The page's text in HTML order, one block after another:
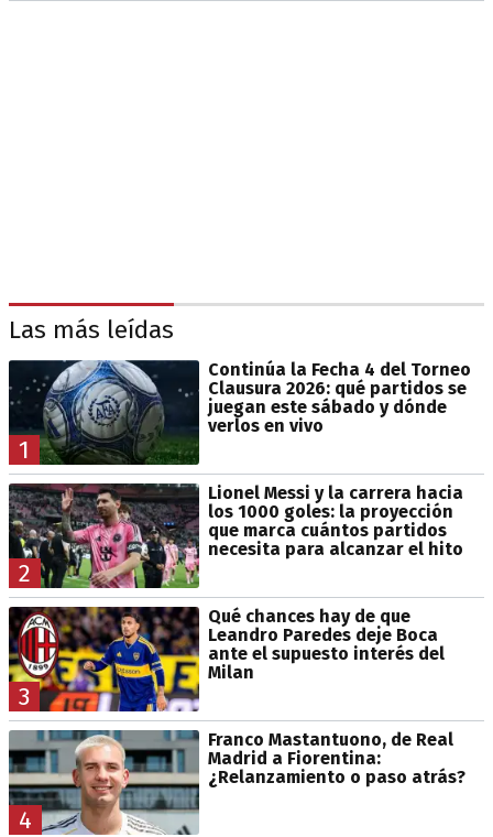
Las más leídas
1
Continúa la Fecha 4 del Torneo
Clausura 2026: qué partidos se
juegan este sábado y dónde
verlos en vivo
2
Lionel Messi y la carrera hacia
los 1000 goles: la proyección
que marca cuántos partidos
necesita para alcanzar el hito
3
Qué chances hay de que
Leandro Paredes deje Boca
ante el supuesto interés del
Milan
4
Franco Mastantuono, de Real
Madrid a Fiorentina:
¿Relanzamiento o paso atrás?